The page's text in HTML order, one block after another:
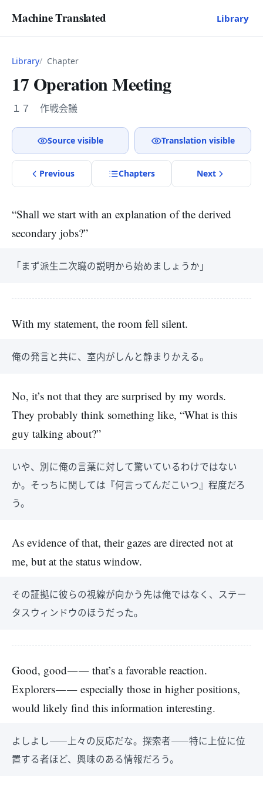
Machine Translated Library
Library Chapter
17 Operation Meeting
１７ 作戦会議
Source visible Translation visible
Previous Chapters Next
“Shall we start with an explanation of the derived
secondary jobs?”
「まず派生二次職の説明から始めましょうか」
With my statement, the room fell silent.
俺の発言と共に、室内がしんと静まりかえる。
No, it’s not that they are surprised by my words.
They probably think something like, “What is this
guy talking about?”
いや、別に俺の言葉に対して驚いているわけではない
か。そっちに関しては『何言ってんだこいつ』程度だろ
う。
As evidence of that, their gazes are directed not at
me, but at the status window.
その証拠に彼らの視線が向かう先は俺ではなく、ステー
タスウィンドウのほうだった。
Good, good―― that’s a favorable reaction.
Explorers―― especially those in higher positions,
would likely find this information interesting.
よしよし――上々の反応だな。探索者――特に上位に位
置する者ほど、興味のある情報だろう。